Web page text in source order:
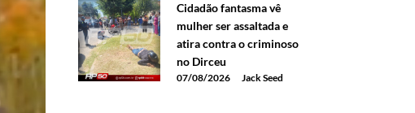
Cidadão fantasma vê
mulher ser assaltada e
atira contra o criminoso
no Dirceu
07/08/2026 Jack Seed